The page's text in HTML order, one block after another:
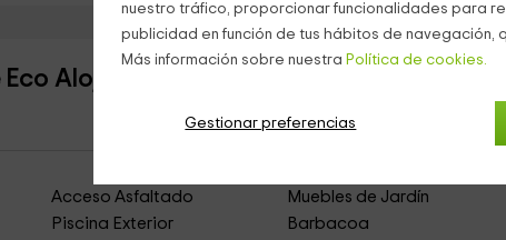
nuestro tráfico, proporcionar funcionalidades para
publicidad en función de tus hábitos de
Más información sobre nuestra Política de cookies.
Gestionar preferencias
Alojamiento La Cartuja de Talamanca
Acceso Asfaltado Muebles de Jardín
Piscina Exterior
Barbacoa